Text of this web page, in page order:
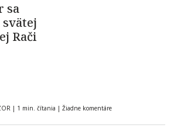
sa
svätej
Rači
| 1 min. čítania | Žiadne komentáre